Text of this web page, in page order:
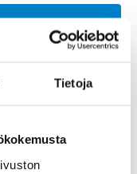
Tietoja